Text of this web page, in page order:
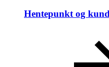
Hentepunkt og